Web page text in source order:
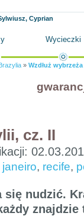
Cyprian
Wycieczki
» Wzdłuż
cz. II
, recife,
się nudzić.